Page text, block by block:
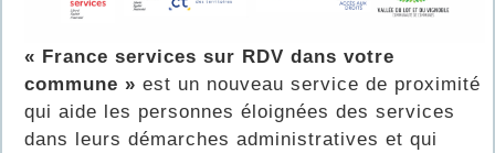
« France services sur RDV dans votre
commune » est un nouveau service de proximité
qui aide les personnes éloignées des services
dans leurs démarches administratives et qui